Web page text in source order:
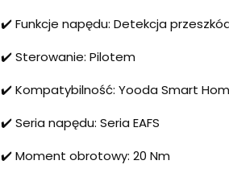
✔️ Funkcje napędu: Detekcja
✔️ Sterowanie: Pilotem
✔️ Kompatybilność: Yooda Smart
✔️ Seria napędu: Seria EAFS
✔️ Moment obrotowy: 20 Nm